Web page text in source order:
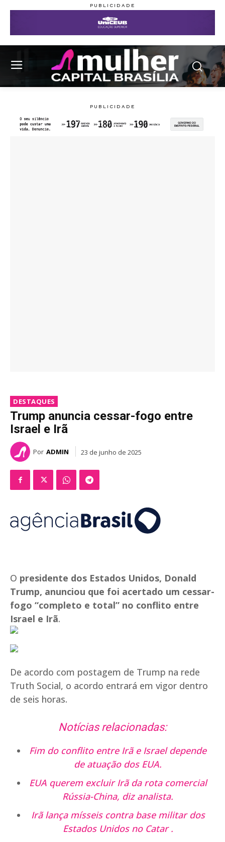
DESTAQUES
Trump anuncia cessar-fogo entre
Israel e Irã
Por ADMIN 23 de junho de 2025
O presidente dos Estados Unidos, Donald
Trump, anunciou que foi acertado um cessar-
fogo “completo e total” no conflito entre
Israel e Irã.
De acordo com postagem de Trump na rede
Truth Social, o acordo entrará em vigor dentro
de seis horas.
Notícias relacionadas:
Fim do conflito entre Irã e Israel depende
de atuação dos EUA.
EUA querem excluir Irã da rota comercial
Rússia-China, diz analista.
Irã lança mísseis contra base militar dos
Estados Unidos no Catar .